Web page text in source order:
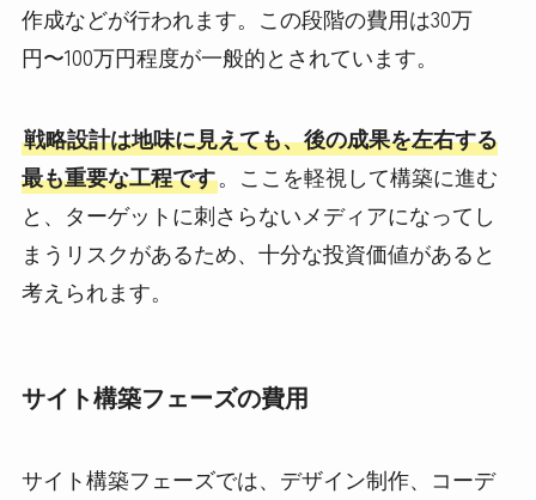
作成などが行われます。この段階の費用は30万
円〜100万円程度が一般的とされています。
戦略設計は地味に見えても、後の成果を左右する
最も重要な工程です。ここを軽視して構築に進む
と、ターゲットに刺さらないメディアになってし
まうリスクがあるため、十分な投資価値があると
考えられます。
サイト構築フェーズの費用
サイト構築フェーズでは、デザイン制作、コーデ